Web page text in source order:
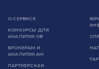
О СЕРВИСЕ
КОНКУРСЫ ДЛЯ
АНАЛИТИКОВ
БРОКЕРАМ И
АНАЛИТИКАМ
ПАРТНЕРСКАЯ